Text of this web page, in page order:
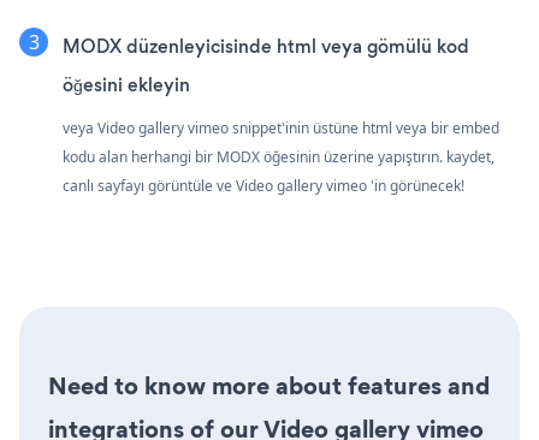
MODX düzenleyicisinde html veya gömülü kod
öğesini ekleyin
veya Video gallery vimeo snippet'inin üstüne html veya bir embed
kodu alan herhangi bir MODX öğesinin üzerine yapıştırın. kaydet,
canlı sayfayı görüntüle ve Video gallery vimeo 'in görünecek!
Need to know more about features and
integrations of our Video gallery vimeo